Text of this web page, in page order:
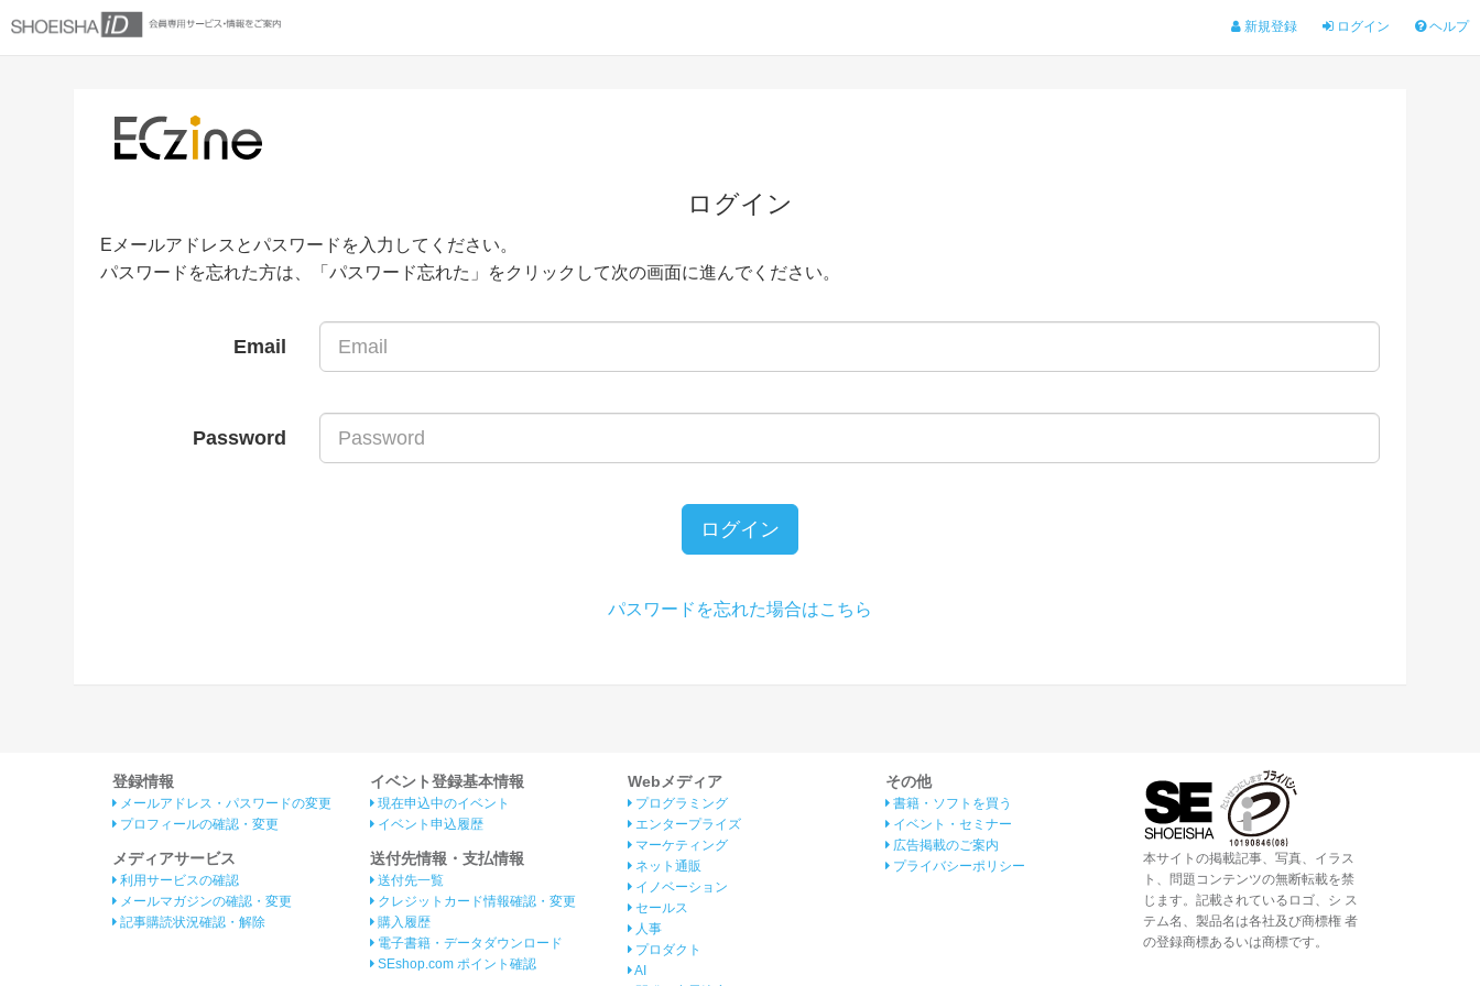
新規登録 ログイン ヘルプ
ログイン
Eメールアドレスとパスワードを入力してください。
パスワードを忘れた方は、「パスワード忘れた」をクリックして次の画面に進んでください。
Email
Password
ログイン
パスワードを忘れた場合はこちら
登録情報
メールアドレス・パスワードの変更
プロフィールの確認・変更
メディアサービス
利用サービスの確認
メールマガジンの確認・変更
記事購読状況確認・解除
イベント登録基本情報
現在申込中のイベント
イベント申込履歴
送付先情報・支払情報
送付先一覧
クレジットカード情報確認・変更
購入履歴
電子書籍・データダウンロード
SEshop.com ポイント確認
Webメディア
プログラミング
エンタープライズ
マーケティング
ネット通販
イノベーション
セールス
人事
プロダクト
AI
その他
書籍・ソフトを買う
イベント・セミナー
広告掲載のご案内
プライバシーポリシー
本サイトの掲載記事、写真、イラス
ト、問題コンテンツの無断転載を禁
じます。記載されているロゴ、シ ス
テム名、製品名は各社及び商標権 者
の登録商標あるいは商標です。